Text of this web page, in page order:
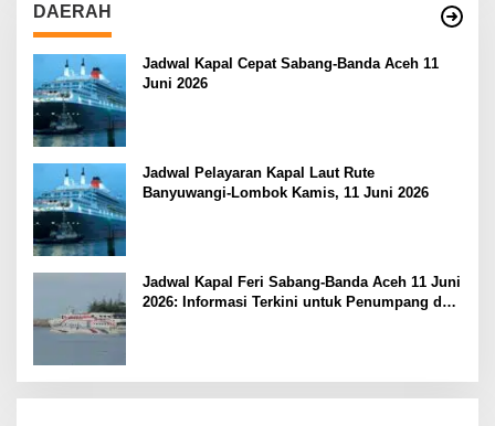
DAERAH
Jadwal Kapal Cepat Sabang-Banda Aceh 11
Juni 2026
Jadwal Pelayaran Kapal Laut Rute
Banyuwangi-Lombok Kamis, 11 Juni 2026
Jadwal Kapal Feri Sabang-Banda Aceh 11 Juni
2026: Informasi Terkini untuk Penumpang dan